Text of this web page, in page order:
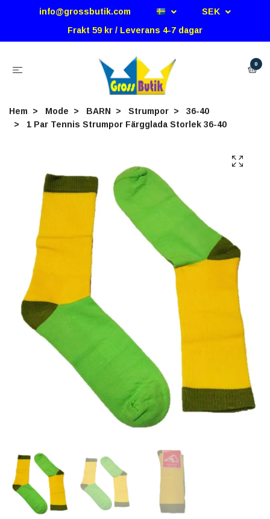
info@grossbutik.com
SEK
Frakt 59 kr / Leverans 4-7 dagar
0
Hem Mode BARN Strumpor
36-40
1 Par Tennis Strumpor Färgglada Storlek 36-40